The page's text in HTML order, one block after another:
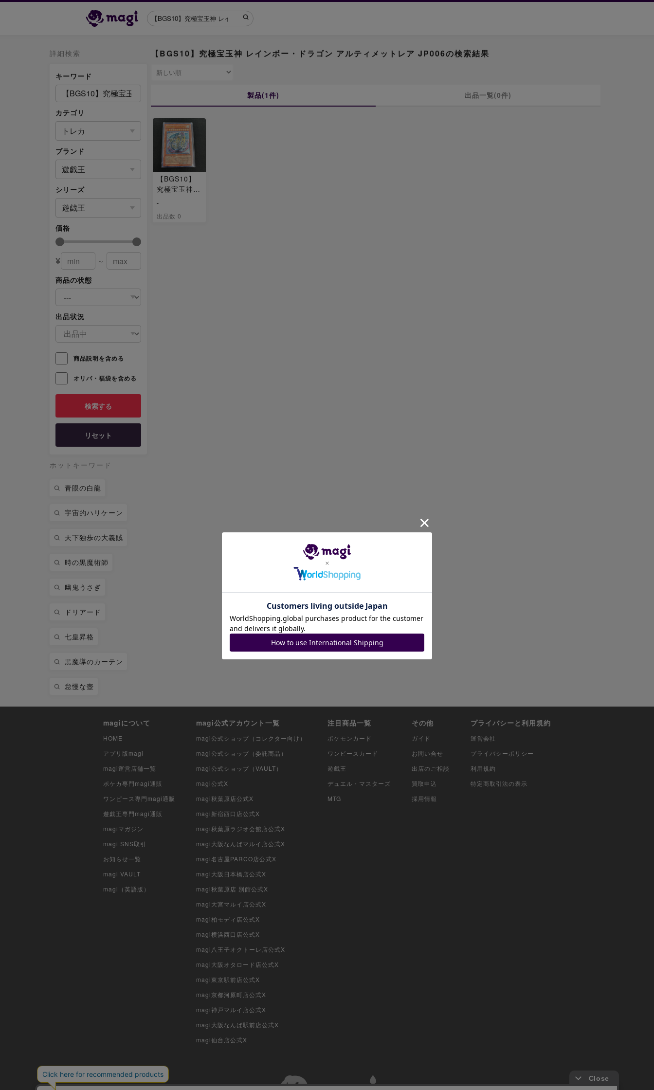
詳細検索
キーワード
カテゴリ
トレカ
ブランド
遊戯王
シリーズ
遊戯王
価格
¥
～
商品の状態
出品状況
商品説明を含める
オリパ・福袋を含める
リセット
ホットキーワード
青眼の白龍
宇宙的ハリケーン
天下独歩の大義賊
時の黒魔術師
幽鬼うさぎ
ドリアード
七皇昇格
黒魔導のカーテン
怠慢な壺
【BGS10】究極宝玉神 レインボー・ドラゴン アルティメットレア JP006の検索結果
製品(1件) 出品一覧(0件)
【BGS10】
究極宝玉神
ルティメット
-
出品数 0
magiについて
HOME
アプリ版magi
magi運営店舗一覧
ポケカ専門magi通販
ワンピース専門magi通販
遊戯王専門magi通販
magiマガジン
magi SNS取引
お知らせ一覧
magi VAULT
magi（英語版）
magi公式アカウント一覧
magi公式ショップ（コレクター向け）
magi公式ショップ（委託商品）
magi公式ショップ（VAULT）
magi公式X
magi秋葉原店公式X
magi新宿西口店公式X
magi秋葉原ラジオ会館店公式X
magi大阪なんばマルイ店公式X
magi名古屋PARCO店公式X
magi大阪日本橋店公式X
magi秋葉原店 別館公式X
magi大宮マルイ店公式X
magi柏モディ店公式X
magi横浜西口店公式X
magi八王子オクトーレ店公式X
magi大阪オタロード店公式X
magi東京駅前店公式X
magi京都河原町店公式X
magi神戸マルイ店公式X
magi大阪なんば駅前店公式X
magi仙台店公式X
注目商品一覧
ポケモンカード
ワンピースカード
遊戯王
デュエル・マスターズ
MTG
その他
ガイド
お問い合せ
出店のご相談
買取申込
採用情報
プライバシーと利用規約
運営会社
プライバシーポリシー
利用規約
特定商取引法の表示